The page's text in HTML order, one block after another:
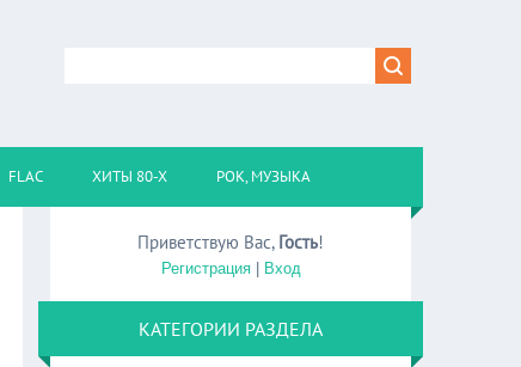
FLAC ХИТЫ 80-Х РОК, МУЗЫКА
Приветствую Вас, Гость!
Регистрация| Вход
КАТЕГОРИИ РАЗДЕЛА